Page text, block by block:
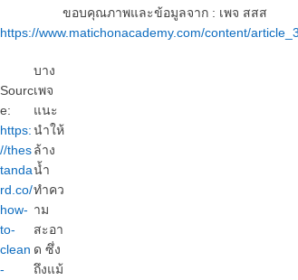
ขอบคุณภาพและข้อมูลจาก : เพจ สสส
https://www.matichonacademy.com/content/
Sourc
e:
https:
//thes
tanda
rd.co/
how-
to-
clean
-
บาง
เพจ
แนะ
นำให้
ล้าง
น้ำ
ทำคว
าม
สะอา
ด ซึ่ง
ถึงแม้